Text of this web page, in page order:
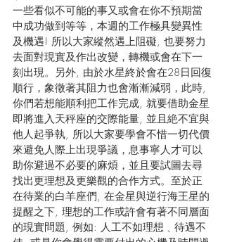
一些看似不可能的事又或會在你不預期當
中成功做到等等，本週的工作極具變異性
及機遇! 所以大家縱然遇上阻礙, 也要努力
去面對現實及作出改變，轉機或會在下一
刻出現。另外, 由於水星終於會在28日回復
順行，象徵著其阻力也會漸漸減弱，此時,
你們若想能順利把工作完成, 就要借助金星
即將進入天秤座的交際能量, 並且絶不宜與
他人起爭執, 所以大家要學會不惜一切代價
來避免人際上出現爭議，息事寧人才可以
助你避過不必要的麻煩，並且要試圖去尋
找出更理想及更樂觀的合作方式。至於正
在待業的白羊座們, 在金星與逆行海王星的
提醒之下, 理想的工作或許會有著不同層面
的現實問題, 例如: 人工不如理想﹑待遇不